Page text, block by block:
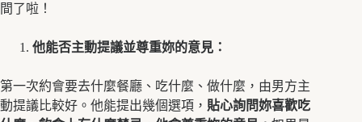
間了啦！
他能否主動提議並尊重妳的意見：
第一次約會要去什麼餐廳、吃什麼、做什麼，由男方主
動提議比較好。他能提出幾個選項， 貼心詢問妳喜歡吃